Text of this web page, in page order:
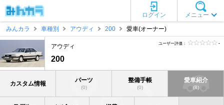
メニュー
ログイン
みんカラ
車種別 アウディ 200 愛車(オーナー)
アウディ
200
ユーザー評価： -
カスタム情報 パーツ
(0)
整備手帳
(0)
愛車紹介
(8)